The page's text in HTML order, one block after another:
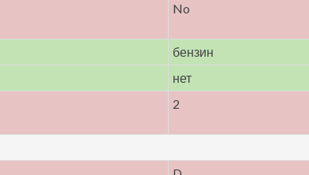
No
бензин
нет
2